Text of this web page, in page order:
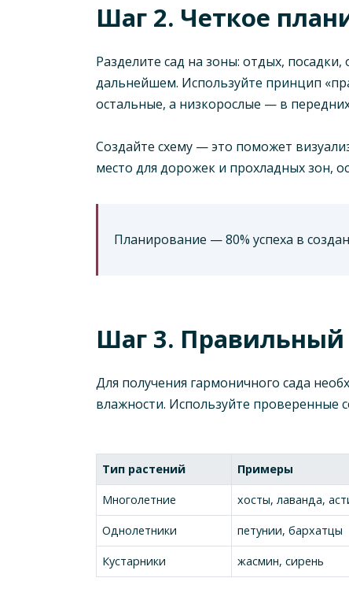
Шаг 2. Четкое
Разделите сад на зоны: отдых,
дальнейшем. Используйте принцип
остальные, а низкорослые — в
Создайте схему — это поможет
место для дорожек и прохладных зон,
Планирование — 80% успеха в
Шаг 3. Правильный
Для получения гармоничного сада
влажности. Используйте проверенные
Тип растений Примеры
Многолетние хосты, лаванда,
Однолетники петунии, бархатцы
Кустарники жасмин, сирень